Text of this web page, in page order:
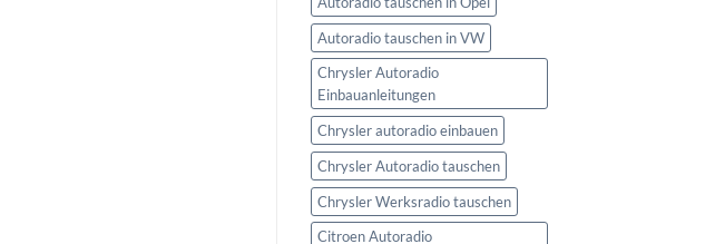
Autoradio tauschen in VW
Chrysler Autoradio
Einbauanleitungen
Chrysler autoradio einbauen
Chrysler Autoradio tauschen
Chrysler Werksradio tauschen
Citroen Autoradio